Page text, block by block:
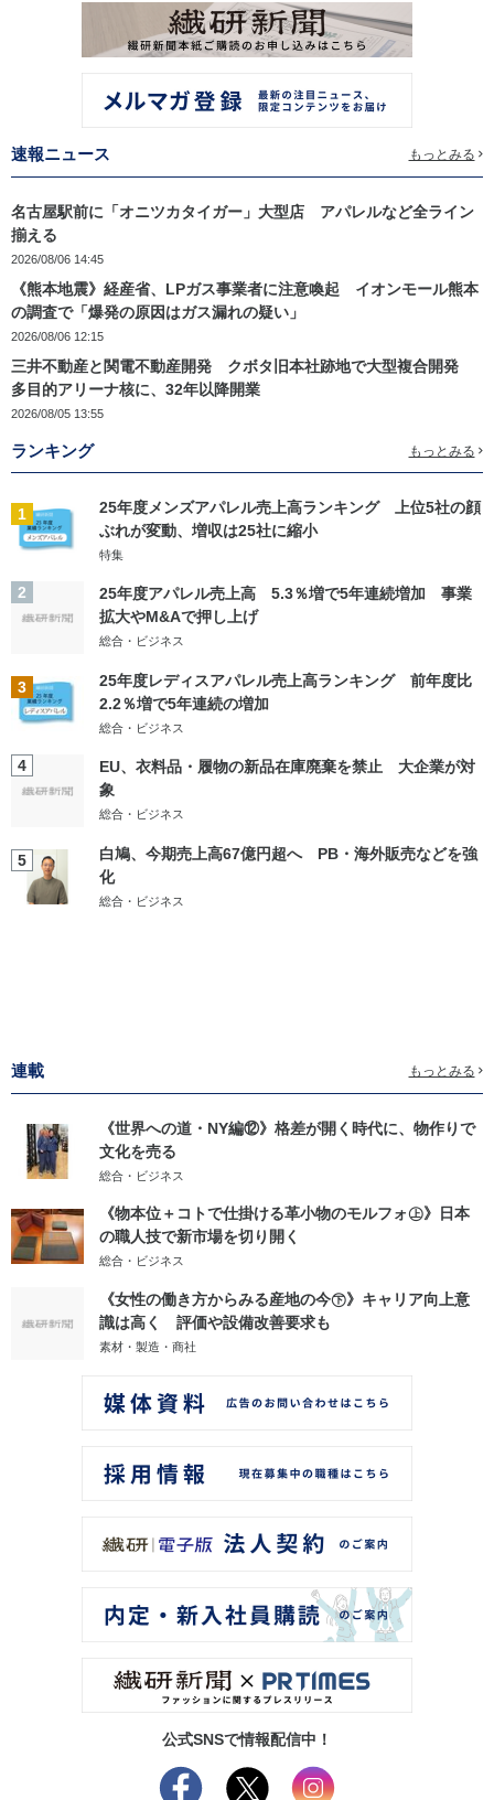
速報ニュース もっとみる
名古屋駅前に「オニツカタイガー」大型店 アパレルなど全ライン
揃える
2026/08/06 14:45
《熊本地震》経産省、LPガス事業者に注意喚起 イオンモール熊本
の調査で「爆発の原因はガス漏れの疑い」
2026/08/06 12:15
三井不動産と関電不動産開発 クボタ旧本社跡地で大型複合開発
多目的アリーナ核に、32年以降開業
2026/08/05 13:55
ランキング もっとみる
1
25年度メンズアパレル売上高ランキング 上位5社の顔
ぶれが変動、増収は25社に縮小
特集
2
25年度アパレル売上高 5.3％増で5年連続増加 事業
拡大やM&Aで押し上げ
総合・ビジネス
3
25年度レディスアパレル売上高ランキング 前年度比
2.2％増で5年連続の増加
総合・ビジネス
4
EU、衣料品・履物の新品在庫廃棄を禁止 大企業が対
象
総合・ビジネス
5
白鳩、今期売上高67億円超へ PB・海外販売などを強
化
総合・ビジネス
連載 もっとみる
《世界への道・NY編⑫》格差が開く時代に、物作りで
文化を売る
総合・ビジネス
《物本位＋コトで仕掛ける革小物のモルフォ㊤》日本
の職人技で新市場を切り開く
総合・ビジネス
《女性の働き方からみる産地の今㊦》キャリア向上意
識は高く 評価や設備改善要求も
素材・製造・商社
公式SNSで情報配信中！